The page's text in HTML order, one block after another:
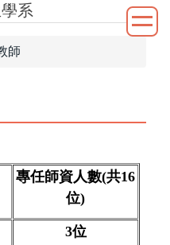
系
師
專任師資人數(共16
位)
3位